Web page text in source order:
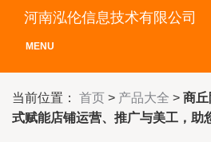
河南泓伦信息技术有限公司
MENU
当前位置： 首页 > 产品大全 > 商
式赋能店铺运营、推广与美工，助